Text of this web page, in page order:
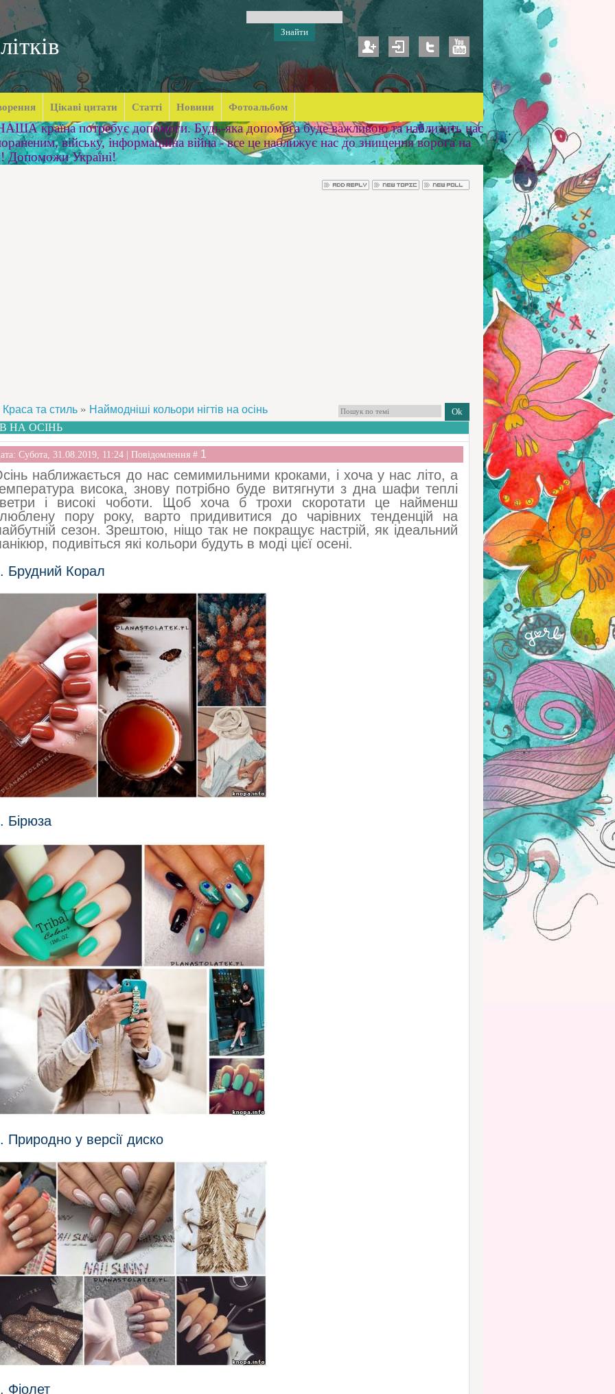
Цікаві цитати Статті Новини Фотоальбом
країна потребує допомоги. Будь-яка допомога буде важливою та наблизить нас
війську, інформаційна війна - все це наближує нас до знищення ворога на
Допоможи Україні!
Краса та стиль » Наймодніші кольори нігтів на осінь
НА ОСІНЬ
Субота, 31.08.2019, 11:24 | Повідомлення # 1
наближається до нас семимильними кроками, і хоча у нас літо, а
висока, знову потрібно буде витягнути з дна шафи теплі
і високі чоботи. Щоб хоча б трохи скоротати це найменш
пору року, варто придивитися до чарівних тенденцій на
сезон. Зрештою, ніщо так не покращує настрій, як ідеальний
подивіться які кольори будуть в моді цієї осені.
Брудний Корал
Бірюза
Природно у версії диско
Фіолет